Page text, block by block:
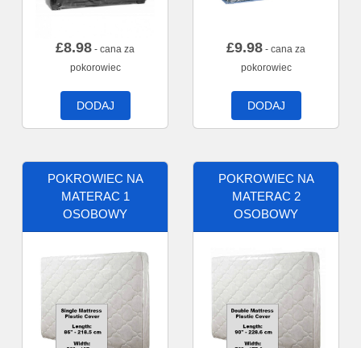
£8.98 - cana za
pokorowiec
DODAJ
£9.98 - cana za
pokorowiec
DODAJ
POKROWIEC NA
MATERAC 1
OSOBOWY
POKROWIEC NA
MATERAC 2
OSOBOWY